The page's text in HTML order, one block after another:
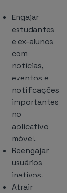
Engajar
estudantes
e ex-alunos
com
notícias,
eventos e
notificações
importantes
no
aplicativo
móvel.
Reengajar
usuários
inativos.
Atrair